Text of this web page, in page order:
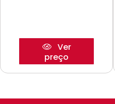
Ver
preço